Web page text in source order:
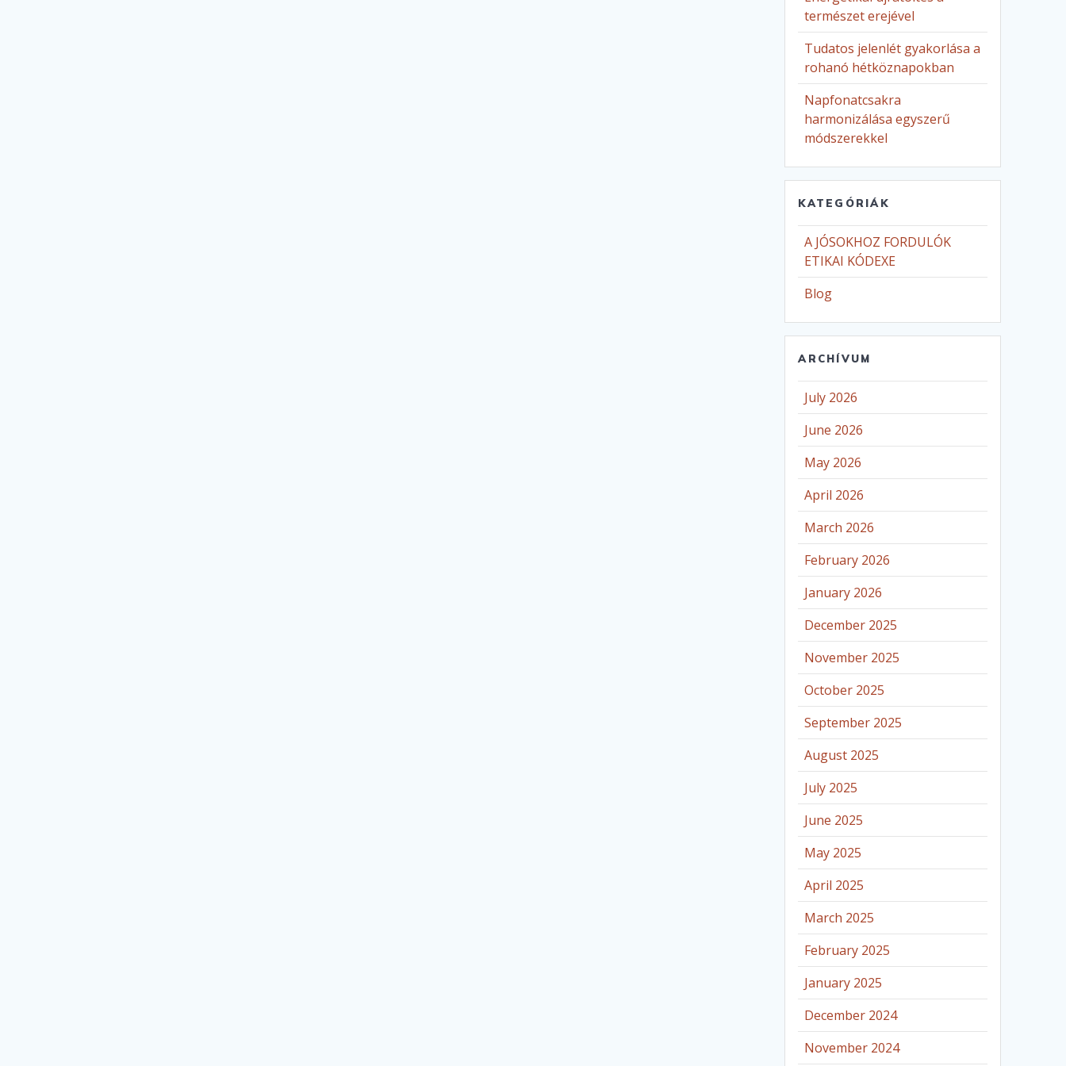
természet erejével
Tudatos jelenlét gyakorlása a
rohanó hétköznapokban
Napfonatcsakra
harmonizálása egyszerű
módszerekkel
KATEGÓRIÁK
A JÓSOKHOZ FORDULÓK
ETIKAI KÓDEXE
Blog
ARCHÍVUM
July 2026
June 2026
May 2026
April 2026
March 2026
February 2026
January 2026
December 2025
November 2025
October 2025
September 2025
August 2025
July 2025
June 2025
May 2025
April 2025
March 2025
February 2025
January 2025
December 2024
November 2024